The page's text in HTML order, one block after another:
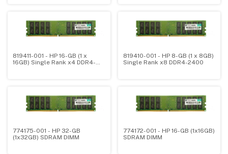
819411-001 - HP 16-GB (1 x
16GB) Single Rank x4 DDR4-
819410-001 - HP 8-GB (1 x 8GB)
Single Rank x8 DDR4-2400
774175-001 - HP 32-GB
(1x32GB) SDRAM DIMM
774172-001 - HP 16-GB (1x16GB)
SDRAM DIMM